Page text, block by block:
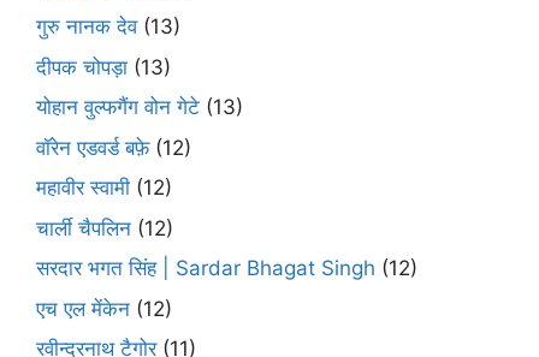
गुरु नानक देव(13)
दीपक चोपड़ा (13)
योहान वुल्फगैंग वोन गेटे (13)
वॉरेन एडवर्ड बफ़े(12)
महावीर स्वामी (12)
चार्ली चैपलिन (12)
सरदार भगत सिंह | Sardar Bhagat Singh (12)
एच एल मेंकेन (12)
रवीन्द्रनाथ टैगोर(11)